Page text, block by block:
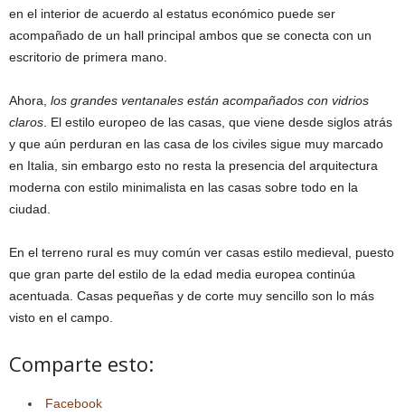
en el interior de acuerdo al estatus económico puede ser
acompañado de un hall principal ambos que se conecta con un
escritorio de primera mano.
Ahora, los grandes ventanales están acompañados con vidrios
claros . El estilo europeo de las casas, que viene desde siglos atrás
y que aún perduran en las casa de los civiles sigue muy marcado
en Italia, sin embargo esto no resta la presencia del arquitectura
moderna con estilo minimalista en las casas sobre todo en la
ciudad.
En el terreno rural es muy común ver casas estilo medieval, puesto
que gran parte del estilo de la edad media europea continúa
acentuada. Casas pequeñas y de corte muy sencillo son lo más
visto en el campo.
Comparte esto:
Facebook